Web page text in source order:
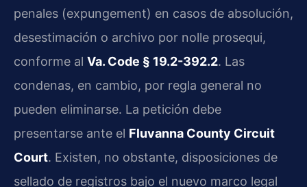
penales (expungement) en casos de absolución,
desestimación o archivo por nolle prosequi,
conforme al Va. Code § 19.2-392.2. Las
condenas, en cambio, por regla general no
pueden eliminarse. La petición debe
presentarse ante el Fluvanna County Circuit
Court. Existen, no obstante, disposiciones de
sellado de registros bajo el nuevo marco legal